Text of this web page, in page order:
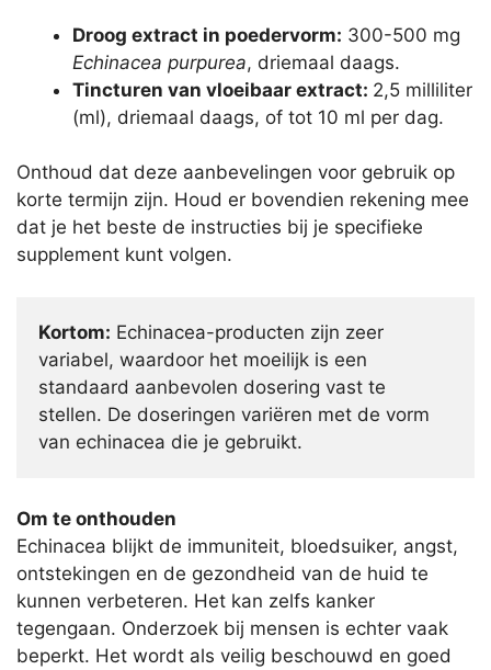
Droog extract in poedervorm: 300-500 mg
Echinacea purpurea, driemaal daags.
Tincturen van vloeibaar extract: 2,5 milliliter
(ml), driemaal daags, of tot 10 ml per dag.
Onthoud dat deze aanbevelingen voor gebruik op
korte termijn zijn. Houd er bovendien rekening mee
dat je het beste de instructies bij je specifieke
supplement kunt volgen.
Kortom: Echinacea-producten zijn zeer
variabel, waardoor het moeilijk is een
standaard aanbevolen dosering vast te
stellen. De doseringen variëren met de vorm
van echinacea die je gebruikt.
Om te onthouden
Echinacea blijkt de immuniteit, bloedsuiker, angst,
ontstekingen en de gezondheid van de huid te
kunnen verbeteren. Het kan zelfs kanker
tegengaan. Onderzoek bij mensen is echter vaak
beperkt. Het wordt als veilig beschouwd en goed